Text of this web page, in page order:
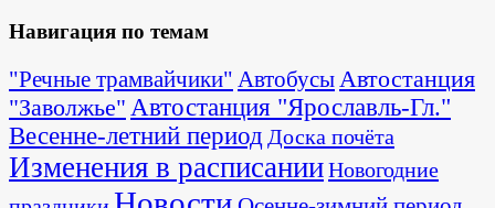
Навигация по темам
"Речные трамвайчики" АвтобусыАвтостанция
"Заволжье" Автостанция "Ярославль-Гл."
Весенне-летний период Доска почёта
Изменения в расписанииНовогодние